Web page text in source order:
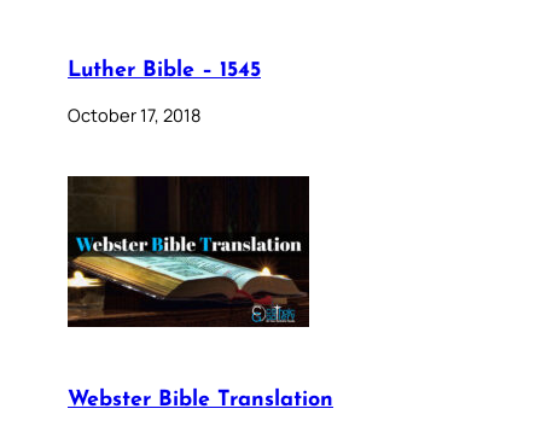
Luther Bible – 1545
October 17, 2018
Webster Bible Translation